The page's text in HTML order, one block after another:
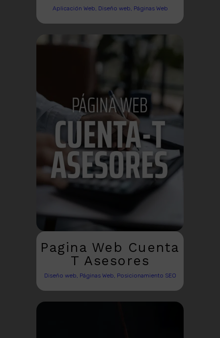
Aplicación Web, Diseño web, Páginas Web
Pagina Web Cuenta
T Asesores
Diseño web, Páginas Web, Posicionamiento SEO